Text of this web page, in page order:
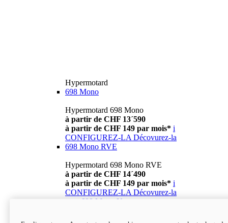
Hypermotard
698 Mono
Hypermotard 698 Mono
à partir de CHF 13´590
à partir de CHF 149 par mois* i
CONFIGUREZ-LA Décovurez-la
698 Mono RVE
Hypermotard 698 Mono RVE
à partir de CHF 14´490
à partir de CHF 149 par mois* i
CONFIGUREZ-LA Décovurez-la
698 Mono Nera
Hypermotard 698 Mono Nera